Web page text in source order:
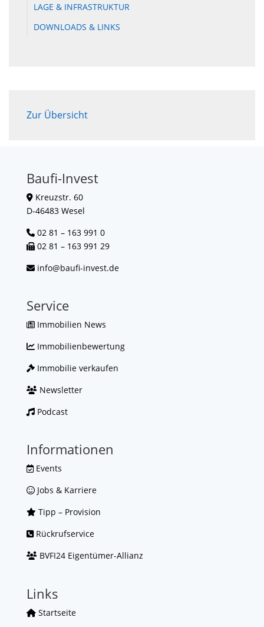
LAGE & INFRASTRUKTUR
DOWNLOADS & LINKS
Zur Übersicht
Baufi-Invest
Kreuzstr. 60
D-46483 Wesel
02 81 – 163 991 0
02 81 – 163 991 29
info@baufi-invest.de
Service
Immobilien News
Immobilienbewertung
Immobilie verkaufen
Newsletter
Podcast
Informationen
Events
Jobs & Karriere
Tipp – Provision
Rückrufservice
BVFI24 Eigentümer-Allianz
Links
Startseite